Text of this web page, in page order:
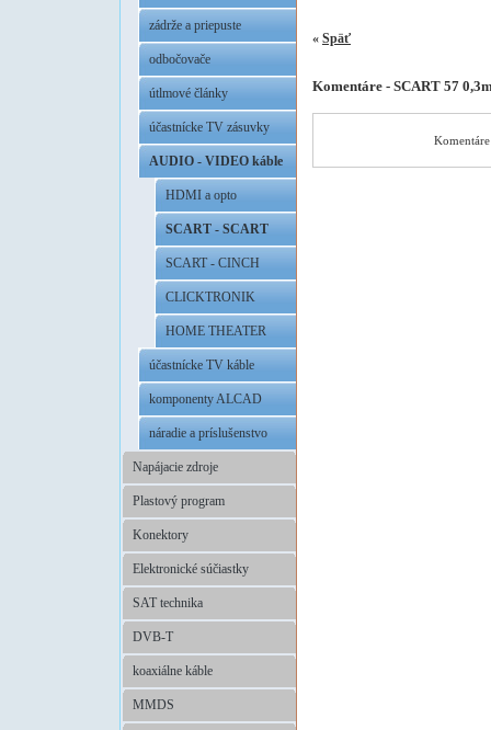
zádrže a priepuste
odbočovače
útlmové články
účastnícke TV zásuvky
AUDIO - VIDEO káble
HDMI a opto
SCART - SCART
SCART - CINCH
CLICKTRONIK
HOME THEATER
účastnícke TV káble
komponenty ALCAD
náradie a príslušenstvo
Napájacie zdroje
Plastový program
Konektory
Elektronické súčiastky
SAT technika
DVB-T
koaxiálne káble
MMDS
« Späť
Komentáre - SCART 57